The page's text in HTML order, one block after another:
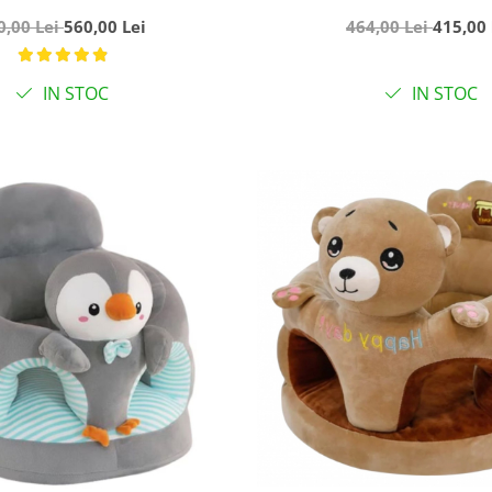
cu flori
Lei560,00 Lei
IN STOC
Angel, Verde
464,00 Lei415,00
IN STOC